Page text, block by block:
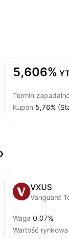
5,606%
Termin
Kupon 5,76%
VXUS
Waga 0,07%
Wartość rynkowa